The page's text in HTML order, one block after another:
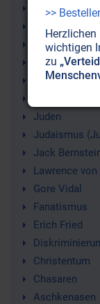
Palästinenser
Orthodoxie
Nichtjuden
Maimonides
Juden
Judaismus
Jack
Lawrence
Gore Vidal
Fanatismus
Erich Fried
Christentum
Chasaren
Aschkenasen
>>
Herzlichen
wichtigen
zu